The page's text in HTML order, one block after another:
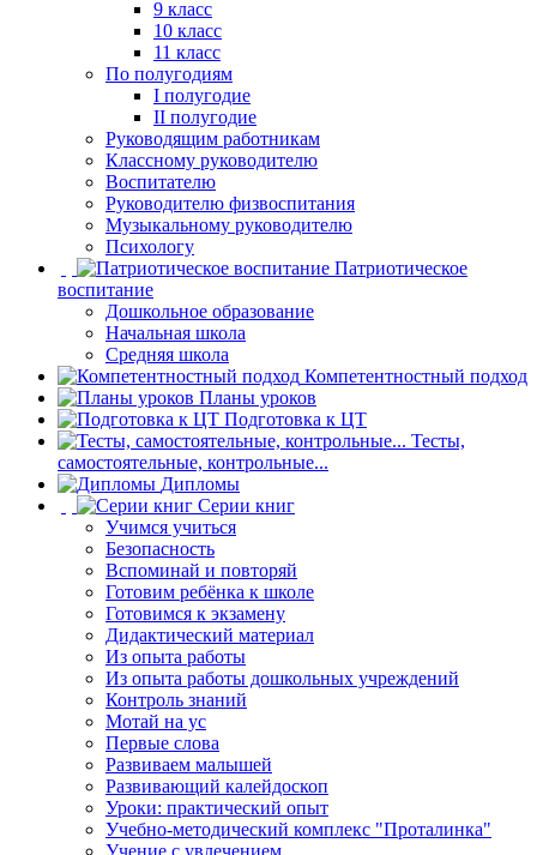
9 класс
10 класс
11 класс
По полугодиям
I полугодие
II полугодие
Руководящим работникам
Классному руководителю
Воспитателю
Руководителю физвоспитания
Музыкальному руководителю
Психологу
Патриотическое
воспитание
Дошкольное образование
Начальная школа
Средняя школа
Компетентностный подход
Планы уроков
Подготовка к ЦТ
Тесты,
самостоятельные, контрольные...
Дипломы
Серии книг
Учимся учиться
Безопасность
Вспоминай и повторяй
Готовим ребёнка к школе
Готовимся к экзамену
Дидактический материал
Из опыта работы
Из опыта работы дошкольных учреждений
Контроль знаний
Мотай на ус
Первые слова
Развиваем малышей
Развивающий калейдоскоп
Уроки: практический опыт
Учебно-методический комплекс "Проталинка"
Учение с увлечением